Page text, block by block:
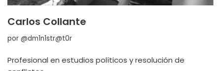
Carlos Collante
por @dm1n1str@t0r
Profesional en estudios políticos y resolución de